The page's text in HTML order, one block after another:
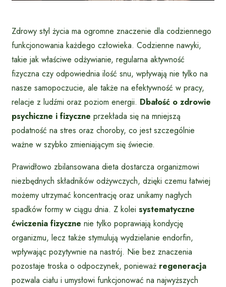
Zdrowy styl życia ma ogromne znaczenie dla codziennego
funkcjonowania każdego człowieka. Codzienne nawyki,
takie jak właściwe odżywianie, regularna aktywność
fizyczna czy odpowiednia ilość snu, wpływają nie tylko na
nasze samopoczucie, ale także na efektywność w pracy,
relacje z ludźmi oraz poziom energii. Dbałość o zdrowie
psychiczne i fizyczne przekłada się na mniejszą
podatność na stres oraz choroby, co jest szczególnie
ważne w szybko zmieniającym się świecie.
Prawidłowo zbilansowana dieta dostarcza organizmowi
niezbędnych składników odżywczych, dzięki czemu łatwiej
możemy utrzymać koncentrację oraz unikamy nagłych
spadków formy w ciągu dnia. Z kolei systematyczne
ćwiczenia fizyczne nie tylko poprawiają kondycję
organizmu, lecz także stymulują wydzielanie endorfin,
wpływając pozytywnie na nastrój. Nie bez znaczenia
pozostaje troska o odpoczynek, ponieważ regeneracja
pozwala ciału i umysłowi funkcjonować na najwyższych